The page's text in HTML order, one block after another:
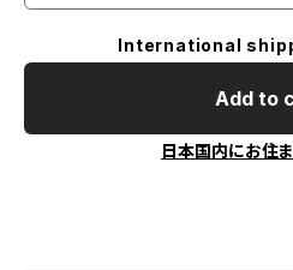
International
Add to
日本国内にお住